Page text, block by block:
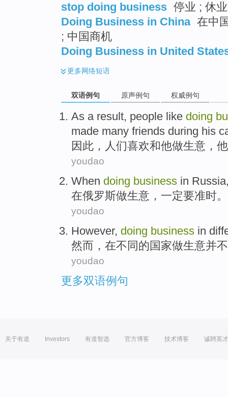
stop doing business 停业 ; 休业
Doing Business in China 在中
; 中国商机
Doing Business in United
更多网络短语
双语例句 原声例句 权威例句
As a result, people like doing
made many friends during his
因 此，人们喜欢和他做生意，
youdao
When doing business in Russia
在俄罗斯做生意 ， 一定要准时。
youdao
However, doing business in
然而 ， 在不同 的 国家做生意并不
youdao
更多双语例句
关于有道 Investors 有道智选 官方博客 技术博客 诚聘英才